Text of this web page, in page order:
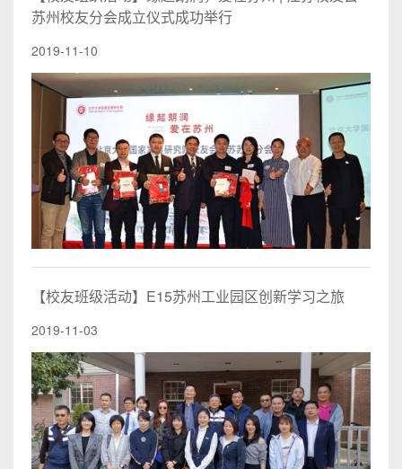
苏州校友分会成立仪式成功举行
2019-11-10
【校友班级活动】E15苏州工业园区创新学习之旅
2019-11-03